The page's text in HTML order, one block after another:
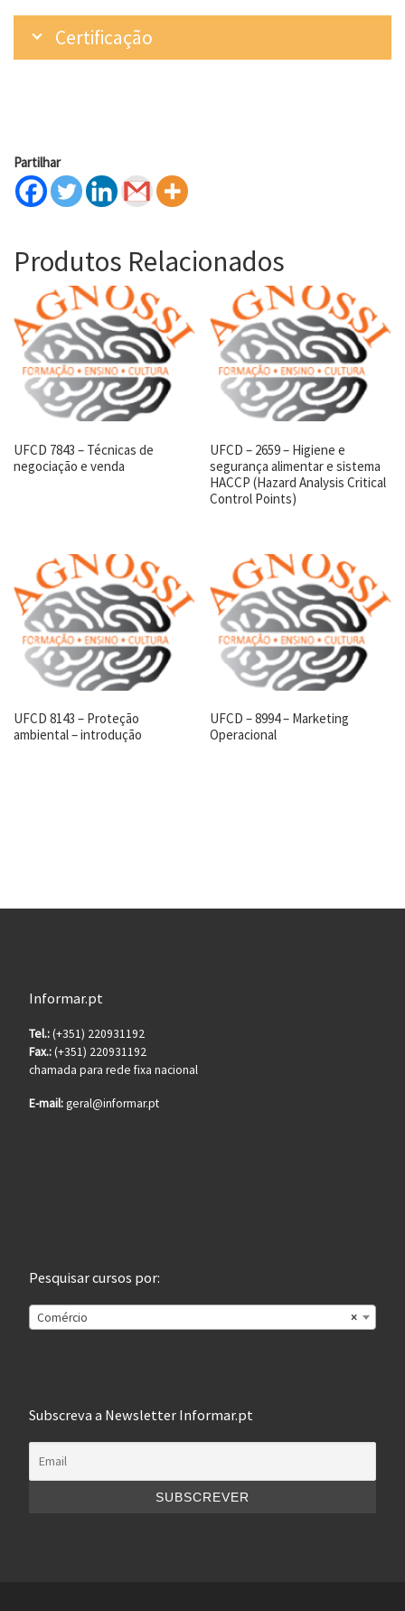
Certificação
Partilhar
Produtos Relacionados
UFCD 7843 – Técnicas de
negociação e venda
UFCD – 2659 – Higiene e
segurança alimentar e sistema
HACCP (Hazard Analysis Critical
Control Points)
UFCD 8143 – Proteção
ambiental – introdução
UFCD – 8994 – Marketing
Operacional
Informar.pt
Tel.:(+351) 220931192
Fax.:(+351) 220931192
chamada para rede fixa nacional
E-mail:geral@informar.pt
Pesquisar cursos por:
×
Comércio
Subscreva a Newsletter Informar.pt